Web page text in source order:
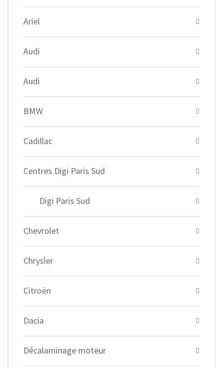
Ariel
Audi
Audi
BMW
Cadillac
Centres Digi Paris Sud
Digi Paris Sud
Chevrolet
Chrysler
Citroën
Dacia
Décalaminage moteur